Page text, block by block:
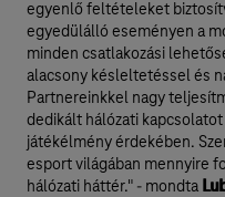
egyenlő feltételeket
egyedülálló eseményen a
minden csatlakozási
alacsony késleltetéssel és
Partnereinkkel nagy
dedikált hálózati
játékélmény érdekében.
esport világában mennyire
hálózati háttér." - mondta